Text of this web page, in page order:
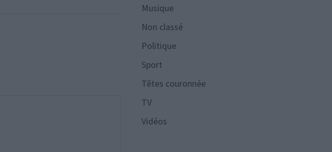
Musique
Non classé
Politique
Sport
Têtes couronnée
TV
Vidéos